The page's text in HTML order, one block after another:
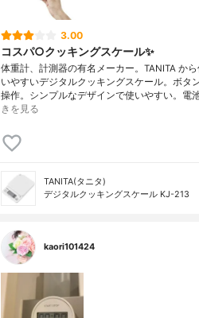
3.00
コスパ○クッキングスケール✨
体重計、計測器の有名メーカー。TANITA か
いやすいデジタルクッキングスケール。ボタ
操作。シンプルなデザインで使いやすい。電
きを見る
TANITA(タニタ)
デジタルクッキングスケール KJ-213
kaori101424